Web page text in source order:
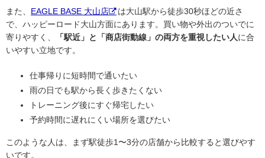
また、 EAGLE BASE 大山店
は大山駅から徒歩30秒ほどの近さ
で、ハッピーロード大山方面にあります。買い物や外出のついでに
寄りやすく、
「駅近」と「商店街動線」の両方を重視したい人に合
いやすい立地です。
仕事帰りに短時間で通いたい
雨の日でも駅から長く歩きたくない
トレーニング後にすぐ帰宅したい
予約時間に遅れにくい場所を選びたい
このような人は、まず駅徒歩1〜3分の店舗から比較すると選びやす
いです。